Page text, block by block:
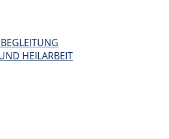
HEILARBEIT